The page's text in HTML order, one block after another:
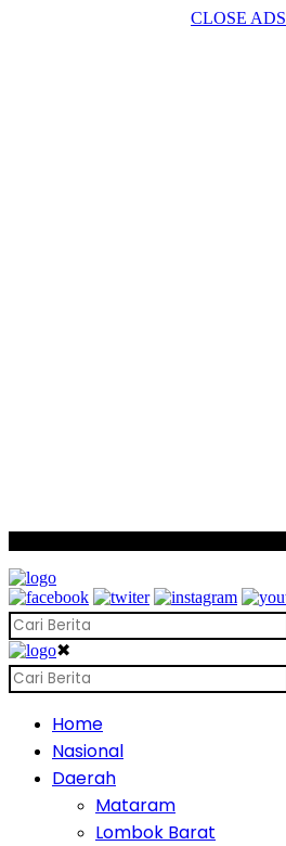
CLOSE ADS
✖
Home
Nasional
Daerah
Mataram
Lombok Barat